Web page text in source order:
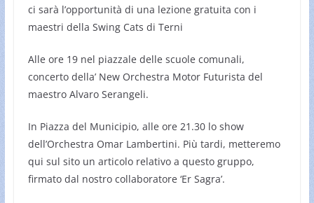
ci sarà l’opportunità di una lezione gratuita con i
maestri della Swing Cats di Terni
Alle ore 19 nel piazzale delle scuole comunali,
concerto della’ New Orchestra Motor Futurista del
maestro Alvaro Serangeli.
In Piazza del Municipio, alle ore 21.30 lo show
dell’Orchestra Omar Lambertini. Più tardi, metteremo
qui sul sito un articolo relativo a questo gruppo,
firmato dal nostro collaboratore ‘Er Sagra’.